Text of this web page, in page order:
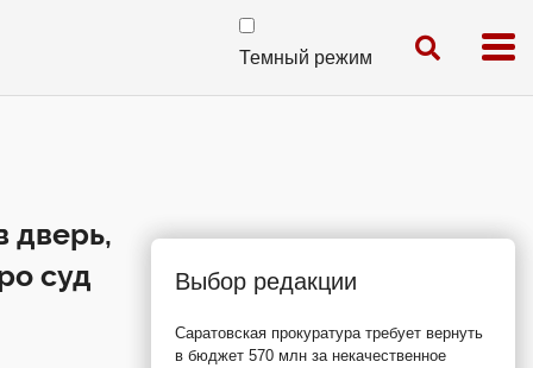
Темный режим
дверь,
суд
Выбор редакции
Саратовская прокуратура требует вернуть
в бюджет 570 млн за некачественное